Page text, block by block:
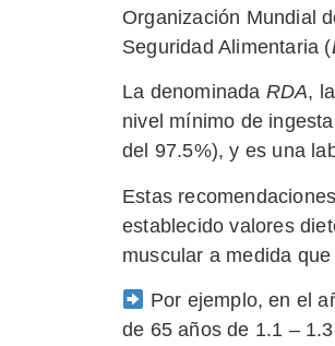
Organización Mundial
Seguridad Alimentaria (
La denominada RDA,
nivel mínimo de
del 97.5%), y es una
Estas
establecido valores
muscular a medida
Por ejemplo, en el
de 65 años de 1.1 –